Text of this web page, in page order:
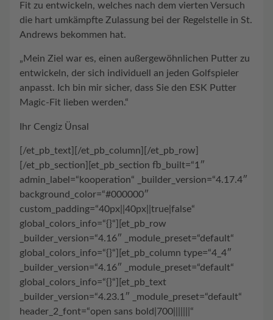
Fit zu entwickeln, welches nach dem vierten Versuch
die hart umkämpfte Zulassung bei der Regelstelle in St.
Andrews bekommen hat.
„Mein Ziel war es, einen außergewöhnlichen Putter zu
entwickeln, der sich individuell an jeden Golfspieler
anpasst. Ich bin mir sicher, dass Sie den ESK Putter
Magic-Fit lieben werden.“
Ihr Cengiz Ünsal
[/et_pb_text][/et_pb_column][/et_pb_row]
[/et_pb_section][et_pb_section fb_built=“1″
admin_label=“kooperation“ _builder_version=“4.17.4″
background_color=“#000000″
custom_padding=“40px||40px||true|false“
global_colors_info=“{}“][et_pb_row
_builder_version=“4.16″ _module_preset=“default“
global_colors_info=“{}“][et_pb_column type=“4_4″
_builder_version=“4.16″ _module_preset=“default“
global_colors_info=“{}“][et_pb_text
_builder_version=“4.23.1″ _module_preset=“default“
header_2_font=“open sans bold|700|||||||“